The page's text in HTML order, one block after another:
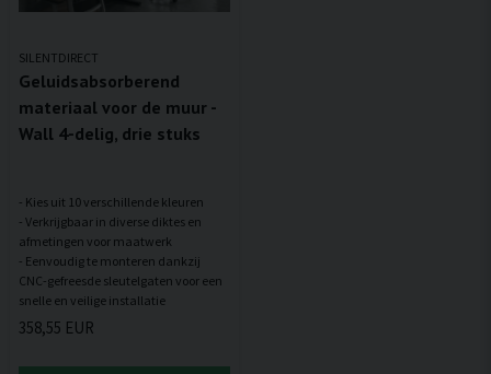
SILENTDIRECT
Geluidsabsorberend
materiaal voor de muur -
Wall 4-delig, drie stuks
- Kies uit 10 verschillende kleuren
- Verkrijgbaar in diverse diktes en
afmetingen voor maatwerk
- Eenvoudig te monteren dankzij
CNC-gefreesde sleutelgaten voor een
358,55 EUR